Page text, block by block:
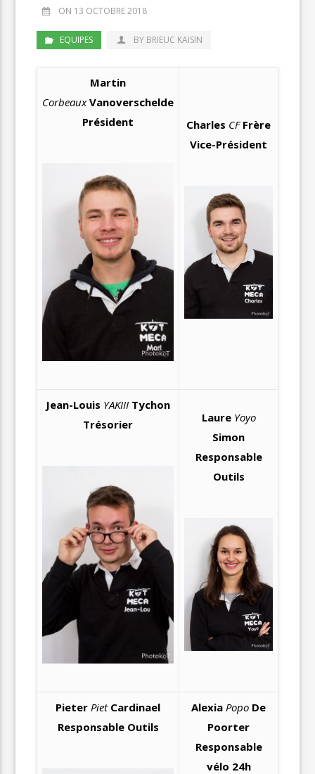
ON 13 OCTOBRE 2018
EQUIPES BY BRIEUC KAISIN
Martin
CorbeauxVanoverschelde
Président
Charles CFFrère
Vice-Président
Jean-Louis YAKIII Tychon
Trésorier
Laure Yoyo
Simon
Responsable
Outils
PieterPietCardinael
Responsable Outils
AlexiaPopo De
Poorter
Responsable
vélo 24h